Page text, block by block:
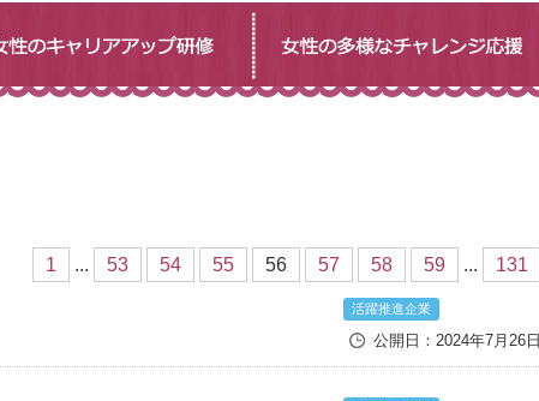
1 ... 53 54 55 56 57 58 59 ... 131
活躍推進企業
公開日：2024年7月26日